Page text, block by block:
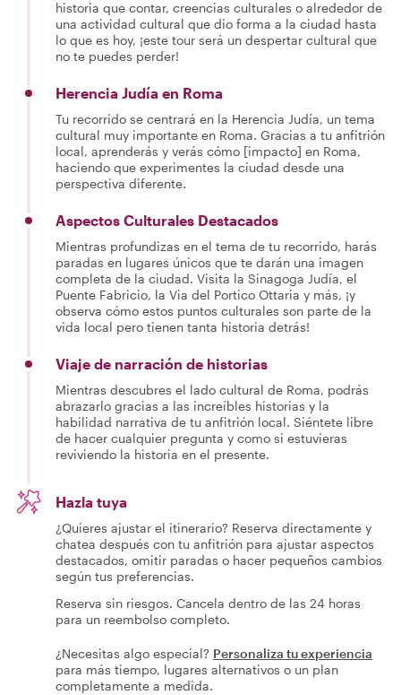
historia que contar, creencias culturales o alrededor de
una actividad cultural que dio forma a la ciudad hasta
lo que es hoy, ¡este tour será un despertar cultural que
no te puedes perder!
Herencia Judía en Roma
Tu recorrido se centrará en la Herencia Judía, un tema
cultural muy importante en Roma. Gracias a tu anfitrión
local, aprenderás y verás cómo [impacto] en Roma,
haciendo que experimentes la ciudad desde una
perspectiva diferente.
Aspectos Culturales Destacados
Mientras profundizas en el tema de tu recorrido, harás
paradas en lugares únicos que te darán una imagen
completa de la ciudad. Visita la Sinagoga Judía, el
Puente Fabricio, la Via del Portico Ottaria y más, ¡y
observa cómo estos puntos culturales son parte de la
vida local pero tienen tanta historia detrás!
Viaje de narración de historias
Mientras descubres el lado cultural de Roma, podrás
abrazarlo gracias a las increíbles historias y la
habilidad narrativa de tu anfitrión local. Siéntete libre
de hacer cualquier pregunta y como si estuvieras
reviviendo la historia en el presente.
Hazla tuya
¿Quieres ajustar el itinerario? Reserva directamente y
chatea después con tu anfitrión para ajustar aspectos
destacados, omitir paradas o hacer pequeños cambios
según tus preferencias.
Reserva sin riesgos. Cancela dentro de las 24 horas
para un reembolso completo.
¿Necesitas algo especial? Personaliza tu experiencia
para más tiempo, lugares alternativos o un plan
completamente a medida.